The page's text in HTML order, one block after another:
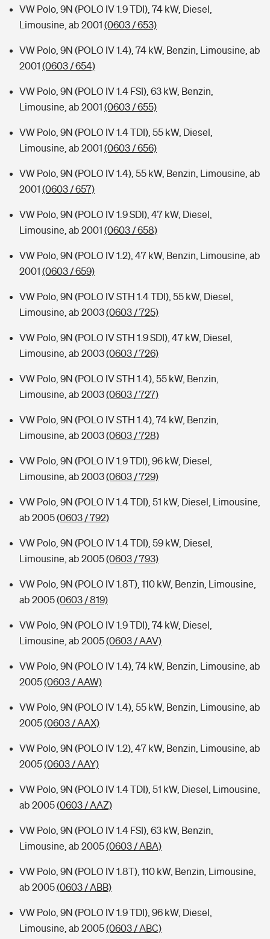
VW Polo, 9N (POLO IV 1.9 TDI), 74 kW, Diesel,
Limousine, ab 2001 (0603 / 653)
VW Polo, 9N (POLO IV 1.4), 74 kW, Benzin, Limousine, ab
2001 (0603 / 654)
VW Polo, 9N (POLO IV 1.4 FSI), 63 kW, Benzin,
Limousine, ab 2001 (0603 / 655)
VW Polo, 9N (POLO IV 1.4 TDI), 55 kW, Diesel,
Limousine, ab 2001 (0603 / 656)
VW Polo, 9N (POLO IV 1.4), 55 kW, Benzin, Limousine, ab
2001 (0603 / 657)
VW Polo, 9N (POLO IV 1.9 SDI), 47 kW, Diesel,
Limousine, ab 2001 (0603 / 658)
VW Polo, 9N (POLO IV 1.2), 47 kW, Benzin, Limousine, ab
2001 (0603 / 659)
VW Polo, 9N (POLO IV STH 1.4 TDI), 55 kW, Diesel,
Limousine, ab 2003(0603 / 725)
VW Polo, 9N (POLO IV STH 1.9 SDI), 47 kW, Diesel,
Limousine, ab 2003(0603 / 726)
VW Polo, 9N (POLO IV STH 1.4), 55 kW, Benzin,
Limousine, ab 2003(0603 / 727)
VW Polo, 9N (POLO IV STH 1.4), 74 kW, Benzin,
Limousine, ab 2003(0603 / 728)
VW Polo, 9N (POLO IV 1.9 TDI), 96 kW, Diesel,
Limousine, ab 2003(0603 / 729)
VW Polo, 9N (POLO IV 1.4 TDI), 51 kW, Diesel, Limousine,
ab 2005(0603 / 792)
VW Polo, 9N (POLO IV 1.4 TDI), 59 kW, Diesel,
Limousine, ab 2005(0603 / 793)
VW Polo, 9N (POLO IV 1.8T), 110 kW, Benzin, Limousine,
ab 2005(0603 / 819)
VW Polo, 9N (POLO IV 1.9 TDI), 74 kW, Diesel,
Limousine, ab 2005(0603 / AAV)
VW Polo, 9N (POLO IV 1.4), 74 kW, Benzin, Limousine, ab
2005(0603 / AAW)
VW Polo, 9N (POLO IV 1.4), 55 kW, Benzin, Limousine, ab
2005(0603 / AAX)
VW Polo, 9N (POLO IV 1.2), 47 kW, Benzin, Limousine, ab
2005(0603 / AAY)
VW Polo, 9N (POLO IV 1.4 TDI), 51 kW, Diesel, Limousine,
ab 2005(0603 / AAZ)
VW Polo, 9N (POLO IV 1.4 FSI), 63 kW, Benzin,
Limousine, ab 2005(0603 / ABA)
VW Polo, 9N (POLO IV 1.8T), 110 kW, Benzin, Limousine,
ab 2005(0603 / ABB)
VW Polo, 9N (POLO IV 1.9 TDI), 96 kW, Diesel,
Limousine, ab 2005(0603 / ABC)